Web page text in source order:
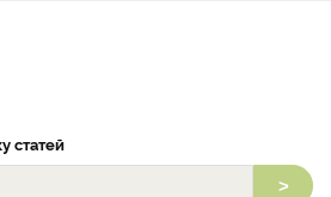
статей
>